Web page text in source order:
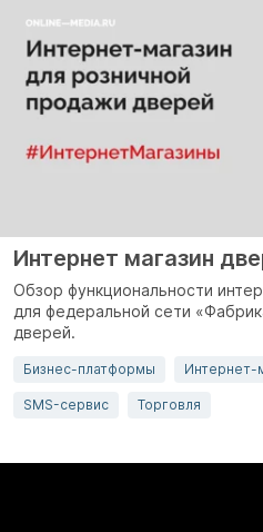
Интернет магазин
Обзор функциональности
для федеральной сети
дверей.
Бизнес-платформы Интернет-
SMS-сервис Торговля